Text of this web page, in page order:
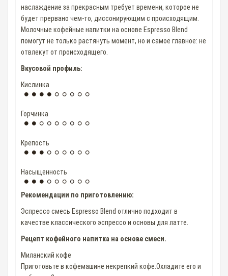
наслаждение за прекрасным требует времени, которое не
будет прервано чем-то, диссонирующим с происходящим.
Молочные кофейные напитки на основе Espresso Blend
помогут не только растянуть момент, но и самое главное: не
отвлекут от происходящего.
Вкусовой профиль:
Кислинка
Горчинка
Крепость
Насыщенность
Рекомендации по приготовлению:
Эспрессо смесь Espresso Blend отлично подходит в
качестве классического эспрессо и основы для латте.
Рецепт кофейного напитка на основе смеси.
Миланский кофе
Приготовьте в кофемашине некрепкий кофе.Охладите его и